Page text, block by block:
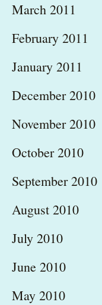
March 2011
February 2011
January 2011
December 2010
November 2010
October 2010
September 2010
August 2010
July 2010
June 2010
May 2010